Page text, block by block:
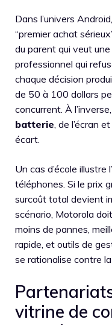
Dans l’univers
“premier achat
du parent qui veut
professionnel qui
chaque décision
de 50 à 100 dollars
concurrent. À
batterie , de l’écran
écart.
Un cas d’école illustre
téléphones. Si le prix
surcoût total devient
scénario, Motorola
moins de pannes,
rapide, et outils de
se rationalise contre la
vitrine de